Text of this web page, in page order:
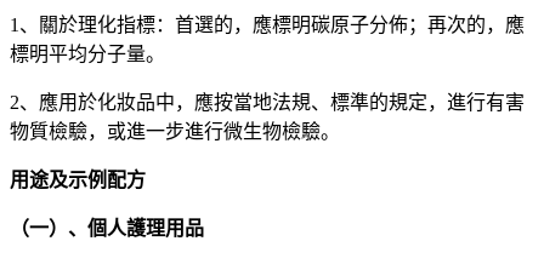
1、關於理化指標：首選的，應標明碳原子分佈；再次的，應
標明平均分子量。
2、應用於化妝品中，應按當地法規、標準的規定，進行有害
物質檢驗，或進一步進行微生物檢驗。
用途及示例配方
（一）、個人護理用品